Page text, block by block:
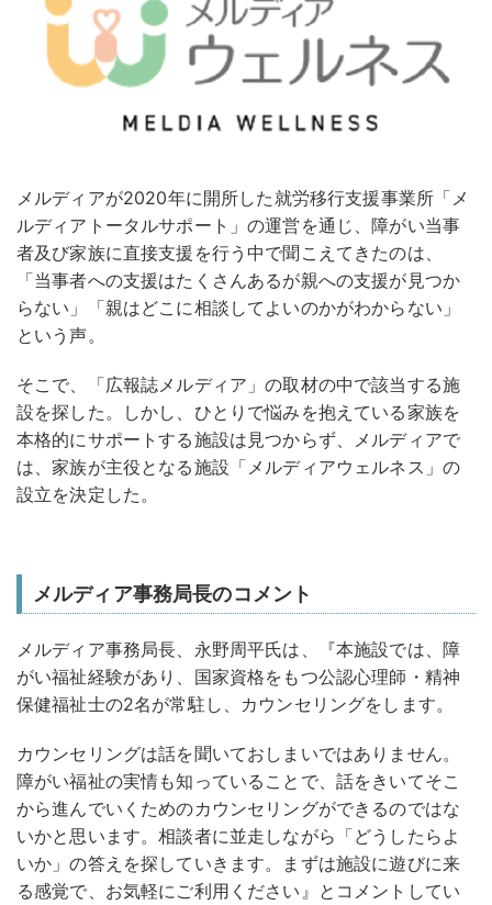
メルディアが2020年に開所した就労移行支援事業所「メ
ルディアトータルサポート」の運営を通じ、障がい当事
者及び家族に直接支援を行う中で聞こえてきたのは、
「当事者への支援はたくさんあるが親への支援が見つか
らない」「親はどこに相談してよいのかがわからない」
という声。
そこで、「広報誌メルディア」の取材の中で該当する施
設を探した。しかし、ひとりで悩みを抱えている家族を
本格的にサポートする施設は見つからず、メルディアで
は、家族が主役となる施設「メルディアウェルネス」の
設立を決定した。
メルディア事務局長のコメント
メルディア事務局長、永野周平氏は、『本施設では、障
がい福祉経験があり、国家資格をもつ公認心理師・精神
保健福祉士の2名が常駐し、カウンセリングをします。
カウンセリングは話を聞いておしまいではありません。
障がい福祉の実情も知っていることで、話をきいてそこ
から進んでいくためのカウンセリングができるのではな
いかと思います。相談者に並走しながら「どうしたらよ
いか」の答えを探していきます。まずは施設に遊びに来
る感覚で、お気軽にご利用ください』とコメントしてい